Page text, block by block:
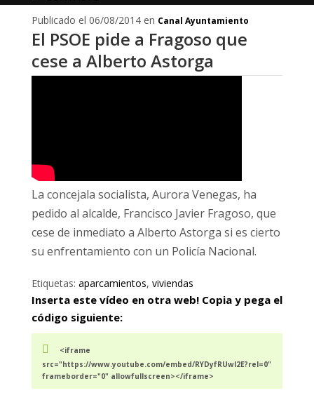
Publicado el 06/08/2014 en Canal Ayuntamiento
El PSOE pide a Fragoso que
cese a Alberto Astorga
La concejala socialista, Aurora Venegas, ha
pedido al alcalde, Francisco Javier Fragoso, que
cese de inmediato a Alberto Astorga si es cierto
su enfrentamiento con un Policía Nacional.
Etiquetas: aparcamientos, viviendas
Inserta este vídeo en otra web! Copia y pega el
código siguiente:
<iframe
src="https://www.youtube.com/embed/RYDyfRUwl2E?rel=0"
frameborder="0" allowfullscreen></iframe>